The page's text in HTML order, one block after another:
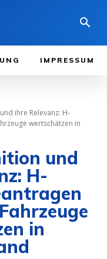
IMPRESSUM
ihre Relevanz: H-
wertschätzen in
und
H-
in